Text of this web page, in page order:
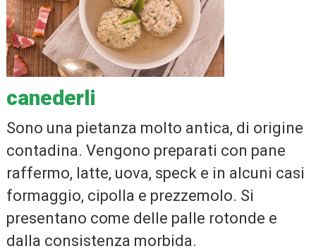
canederli
Sono una pietanza molto antica, di origine
contadina. Vengono preparati con pane
raffermo, latte, uova, speck e in alcuni casi
formaggio, cipolla e prezzemolo. Si
presentano come delle palle rotonde e
dalla consistenza morbida.